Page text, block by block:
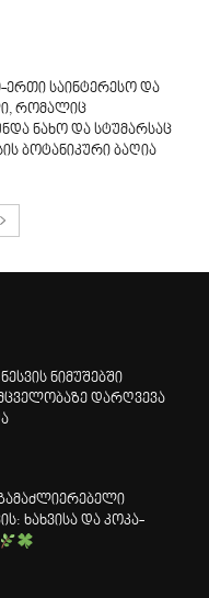
საინტერესო და
რომალიც
ნახო და სტუმარსაც
ბოტანიკური ბაღია
ნიმუშებში
დარღვევა
ხახვისა და კოკა-